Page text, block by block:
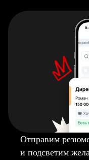
Отправим
и подсветим